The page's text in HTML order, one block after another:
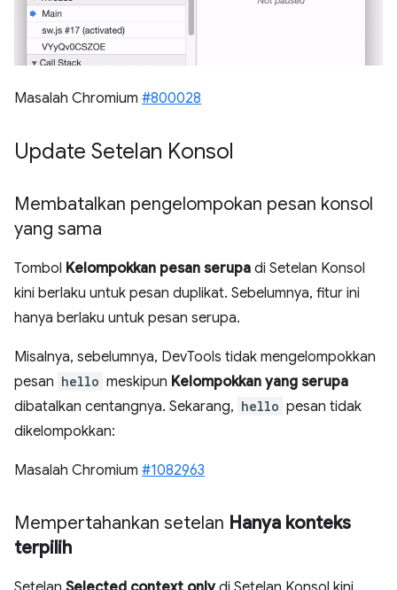
Masalah Chromium #800028
Update Setelan Konsol
Membatalkan pengelompokan pesan konsol
yang sama
Tombol Kelompokkan pesan serupa di Setelan Konsol
kini berlaku untuk pesan duplikat. Sebelumnya, fitur ini
hanya berlaku untuk pesan serupa.
Misalnya, sebelumnya, DevTools tidak mengelompokkan
pesan hello meskipun Kelompokkan yang serupa
dibatalkan centangnya. Sekarang, hello pesan tidak
dikelompokkan:
Masalah Chromium #1082963
Mempertahankan setelan Hanya konteks
terpilih